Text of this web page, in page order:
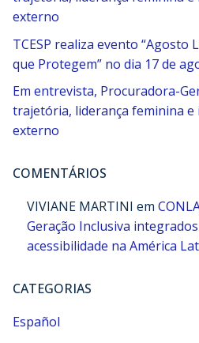
externo
TCESP realiza evento “Agosto
que Protegem” no dia 17 de
Em entrevista, Procuradora-
trajetória, liderança feminina
externo
COMENTÁRIOS
VIVIANE MARTINI em
Geração Inclusiva
acessibilidade na América
CATEGORIAS
Español